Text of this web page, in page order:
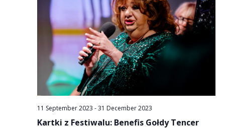
11 September 2023 -31 December 2023
Kartki z Festiwalu: Benefis Gołdy Tencer